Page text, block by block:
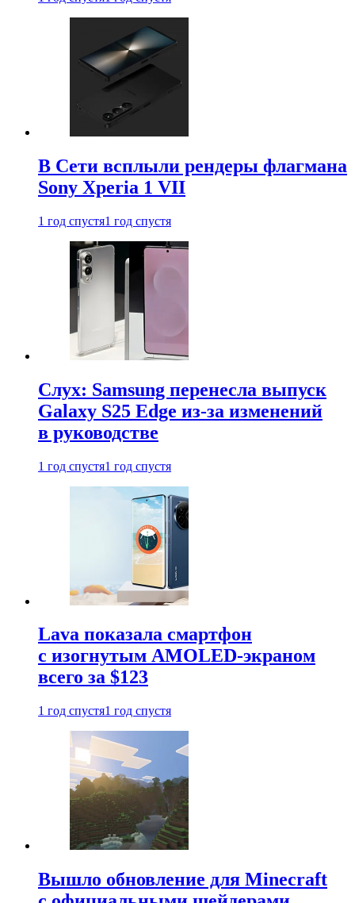
В Сети всплыли рендеры флагмана
Sony Xperia 1 VII
1 год спустя1 год спустя
Слух: Samsung перенесла выпуск
Galaxy S25 Edge из-за изменений
в руководстве
1 год спустя1 год спустя
Lava показала смартфон
с изогнутым AMOLED-экраном
всего за $123
1 год спустя1 год спустя
Вышло обновление для Minecraft